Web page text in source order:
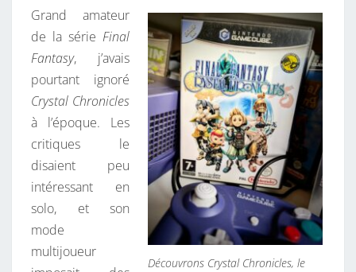
Découvrons Crystal Chronicles, le
Grand amateur
de la série Final
Fantasy, j’avais
pourtant ignoré
Crystal Chronicles
à l’époque. Les
critiques le
disaient peu
intéressant en
solo, et son
mode
multijoueur